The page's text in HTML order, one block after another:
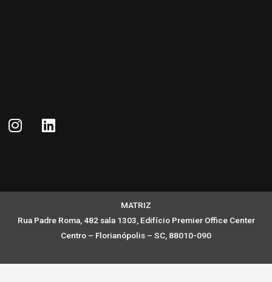
MATRIZ
Rua Padre Roma, 482 sala 1303, Edifício Premier Office Center
Centro – Florianópolis – SC, 88010-090